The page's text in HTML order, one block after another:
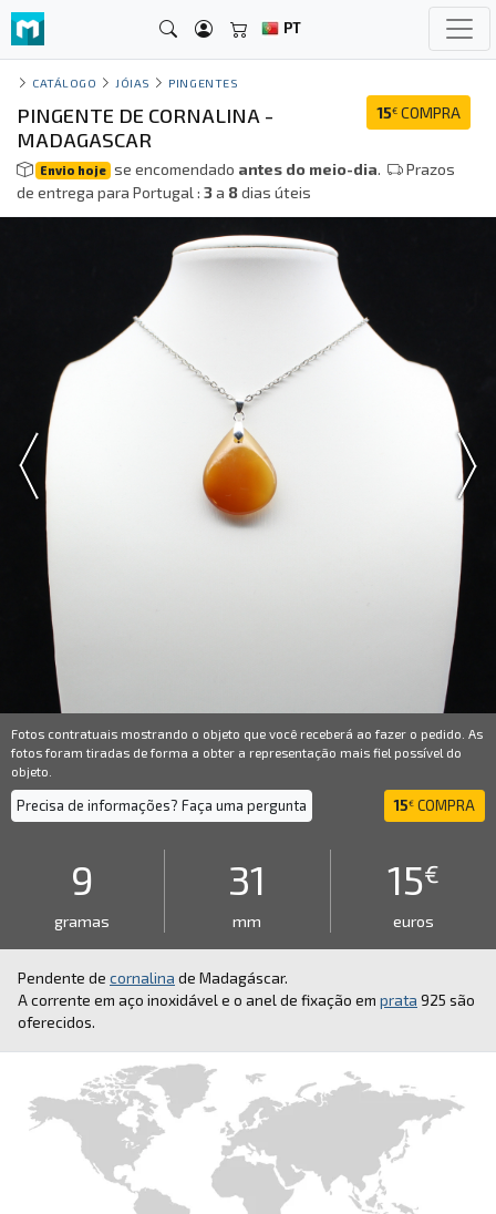
PT
CATÁLOGO JÓIAS PINGENTES
15€ COMPRA
PINGENTE DE CORNALINA -
MADAGASCAR
Envio hoje se encomendado antes do meio-dia.
Prazos
de entrega para Portugal : 3a 8dias úteis
Fotos contratuais mostrando o objeto que você receberá ao fazer o pedido. As
fotos foram tiradas de forma a obter a representação mais fiel possível do
objeto.
Precisa de informações? Faça uma pergunta 15€ COMPRA
9
gramas
31
mm
15€
euros
Pendente de cornalina de Madagáscar.
A corrente em aço inoxidável e o anel de fixação em prata 925 são
oferecidos.